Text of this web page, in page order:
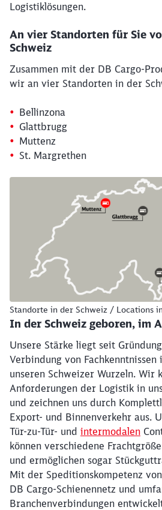
Logistiklösungen.
An vier Standorten für Sie
Schweiz
Zusammen mit der DB Cargo-
wir an vier Standorten in der
Bellinzona
Glattbrugg
Muttenz
St. Margrethen
Karte von der Schweiz mit Pins
Standorte in der Schweiz / Locations
In der Schweiz geboren, im
Unsere Stärke liegt seit
Verbindung von
unseren Schweizer Wurzeln. Wir
Anforderungen der Logistik in
und zeichnen uns durch
Export- und Binnenverkehr aus.
Tür-zu-Tür- und intermodalen
können verschiedene
und ermöglichen sogar
Mit der Speditionskompetenz
DB Cargo-Schienennetz und
Branchenverbindungen
Möchten Sie zu
werden?
Abbrechen